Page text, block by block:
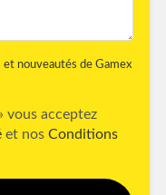
nouveautés de Gamex
vous acceptez
et nos Conditions